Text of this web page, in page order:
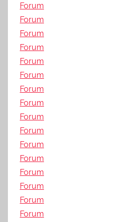
Forum
Forum
Forum
Forum
Forum
Forum
Forum
Forum
Forum
Forum
Forum
Forum
Forum
Forum
Forum
Forum